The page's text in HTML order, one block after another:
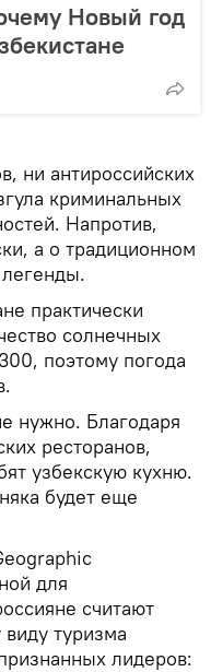
Новый год
ни антироссийских
криминальных
Напротив,
а о традиционном
практически
солнечных
поэтому погода
нужно. Благодаря
ресторанов,
узбекскую кухню.
будет еще
для
считают
туризма
лидеров: